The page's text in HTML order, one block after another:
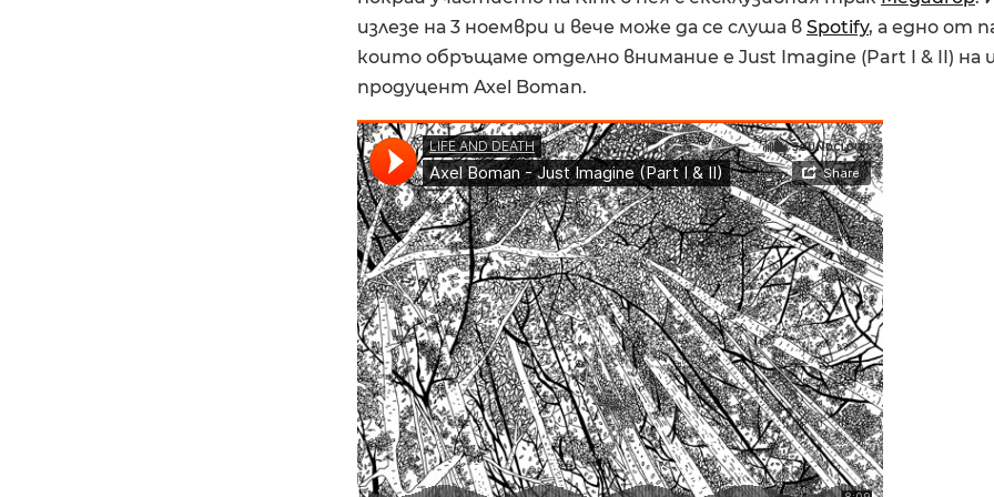
излезе на 3 ноември и вече може да се слуша в Spotify, а едно от
които обръщаме отделно внимание е Just Imagine (Part I & II) на
продуцент Axel Boman.